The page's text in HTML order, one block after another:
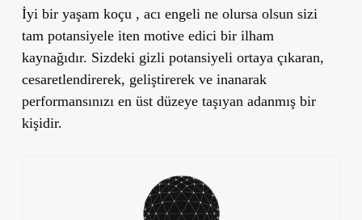
İyi bir yaşam koçu , acı engeli ne olursa olsun sizi
tam potansiyele iten motive edici bir ilham
kaynağıdır. Sizdeki gizli potansiyeli ortaya çıkaran,
cesaretlendirerek, geliştirerek ve inanarak
performansınızı en üst düzeye taşıyan adanmış bir
kişidir.